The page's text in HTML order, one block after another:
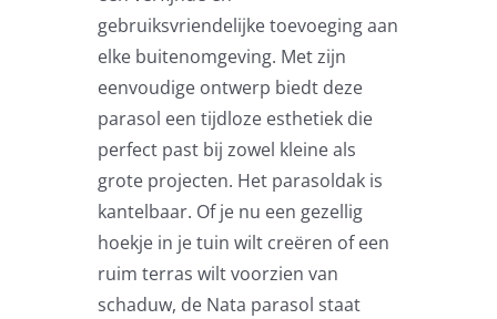
Muurparasols
Schaduwdoeken
Snel leverbaar
gebruiksvriendelijke toevoeging aan
elke buitenomgeving. Met zijn
eenvoudige ontwerp biedt deze
parasol een tijdloze esthetiek die
perfect past bij zowel kleine als
grote projecten. Het parasoldak is
kantelbaar. Of je nu een gezellig
hoekje in je tuin wilt creëren of een
ruim terras wilt voorzien van
schaduw, de Nata parasol staat